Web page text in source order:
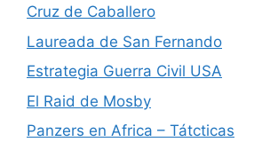
Cruz de Caballero
Laureada de San Fernando
Estrategia Guerra Civil USA
El Raid de Mosby
Panzers en Africa – Tátcticas